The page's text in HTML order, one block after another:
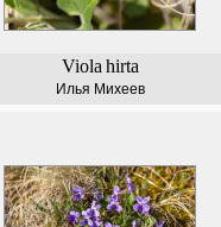
Viola hirta
Илья Михеев